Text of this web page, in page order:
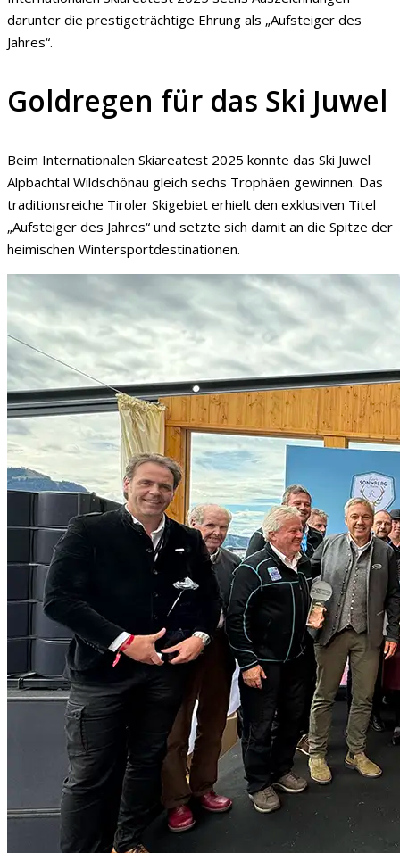
darunter die prestigeträchtige Ehrung als „Aufsteiger des
Jahres“.
Goldregen für das Ski Juwel
Beim Internationalen Skiareatest 2025 konnte das Ski Juwel
Alpbachtal Wildschönau gleich sechs Trophäen gewinnen. Das
traditionsreiche Tiroler Skigebiet erhielt den exklusiven Titel
„Aufsteiger des Jahres“ und setzte sich damit an die Spitze der
heimischen Wintersportdestinationen.